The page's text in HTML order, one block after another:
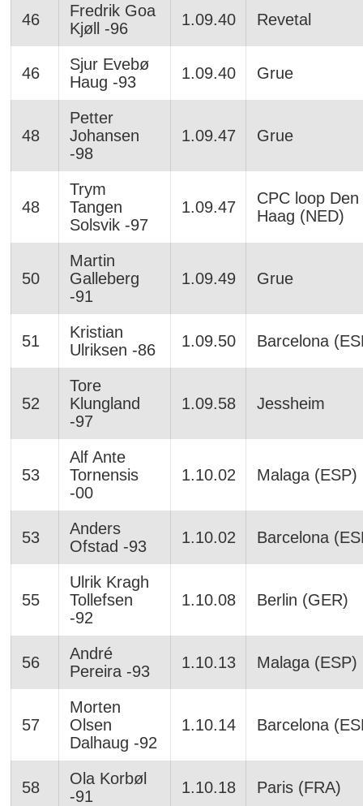
46
Fredrik Goa
Kjøll -96
1.09.40 Revetal
46
Sjur Evebø
Haug -93
1.09.40 Grue
48
Petter
Johansen
-98
1.09.47 Grue
48
Trym
Tangen
Solsvik -97
1.09.47
CPC loop Den
Haag (NED)
50
Martin
Galleberg
-91
1.09.49 Grue
51
Kristian
Ulriksen -86
1.09.50 Barcelona
52
Tore
Klungland
-97
1.09.58 Jessheim
53
Alf Ante
Tornensis
-00
1.10.02 Malaga (ESP)
53
Anders
Ofstad -93
1.10.02 Barcelona
55
Ulrik Kragh
Tollefsen
-92
1.10.08 Berlin (GER)
56
André
Pereira -93
1.10.13 Malaga (ESP)
57
Morten
Olsen
Dalhaug -92
1.10.14 Barcelona
58
Ola Korbøl
-91
1.10.18 Paris (FRA)